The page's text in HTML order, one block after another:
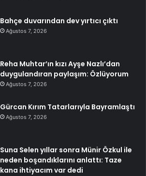
Bahçe duvarından dev yırtıcı çıktı
Ağustos 7, 2026
Reha Muhtar’ın kızı Ayşe Nazlı’dan
duygulandıran paylaşım: Özlüyorum
Ağustos 7, 2026
Gürcan Kırım Tatarlarıyla Bayramlaştı
Ağustos 7, 2026
Suna Selen yıllar sonra Münir Özkul ile
neden boşandıklarını anlattı: Taze
kana ihtiyacım var dedi